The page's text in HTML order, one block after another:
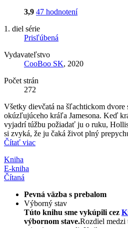
3,9 47 hodnotení
1. diel série
Prisľúbená
Vydavateľstvo
CooBoo SK, 2020
Počet strán
272
Všetky dievčatá na šľachtickom dvore
okúzľujúceho kráľa Jamesona. Keď
vyjadrí túžbu požiadať ju o ruku,
si zvyká, že ju čaká život plný
Čítať viac
Kniha
E-kniha
Čítaná
Pevná väzba s prebalom
Výborný stav
Túto knihu sme vykúpili cez
výbornom stave.Rozdiel medzi